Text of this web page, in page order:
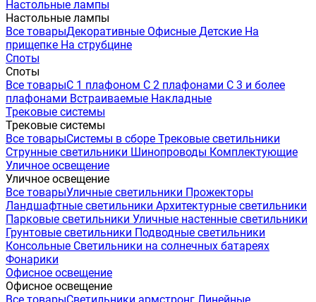
Настольные лампы
Настольные лампы
Все товарыДекоративные Офисные Детские На
прищепке На струбцине
Споты
Споты
Все товарыС 1 плафоном С 2 плафонами С 3 и более
плафонами Встраиваемые Накладные
Трековые системы
Трековые системы
Все товарыСистемы в сборе Трековые светильники
Струнные светильники Шинопроводы Комплектующие
Уличное освещение
Уличное освещение
Все товарыУличные светильники Прожекторы
Ландшафтные светильники Архитектурные светильники
Парковые светильники Уличные настенные светильники
Грунтовые светильники Подводные светильники
Консольные Светильники на солнечных батареях
Фонарики
Офисное освещение
Офисное освещение